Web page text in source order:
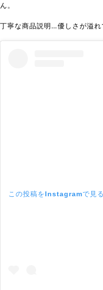
ん。
丁寧な商品説明…優しさが溢れ
この投稿をInstagramで見る